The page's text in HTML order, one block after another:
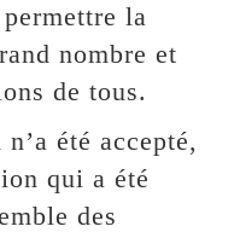
la
nombre et
de tous.
été accepté,
qui a été
des